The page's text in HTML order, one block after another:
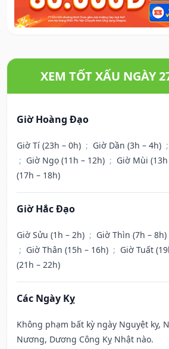
XEM TỐT XẤU NGÀY
Giờ Hoàng Đạo
Giờ Tí (23h – 0h) ; Giờ Dần (3h – 4h) ;
; Giờ Ngọ (11h – 12h) ; Giờ Mùi
(17h – 18h)
Giờ Hắc Đạo
Giờ Sửu (1h – 2h) ; Giờ Thìn (7h – 8h)
; Giờ Thân (15h – 16h) ; Giờ Tuất
(21h – 22h)
Các Ngày Kỵ
Không phạm bất kỳ ngày Nguyệt kỵ,
Nương, Dương Công Kỵ Nhật nào.